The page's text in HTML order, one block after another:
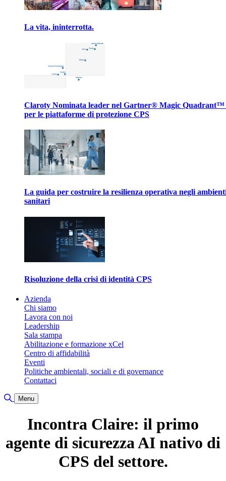
La vita, ininterrotta.
Claroty Nominata leader nel Gartner® Magic Quadrant™
per le piattaforme di protezione CPS
La guida per costruire la resilienza operativa negli
sanitari
Risoluzione della crisi di identità CPS
Azienda
Chi siamo
Lavora con noi
Leadership
Sala stampa
Abilitazione e formazione xCel
Centro di affidabilità
Eventi
Politiche ambientali, sociali e di governance
Contattaci
Toggle Search
Menu
Incontra Claire: il primo
agente di sicurezza AI nativo di
CPS del settore.